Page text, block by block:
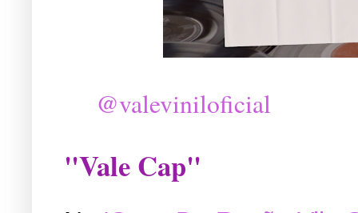
@valeviniloficial
"Vale Cap"